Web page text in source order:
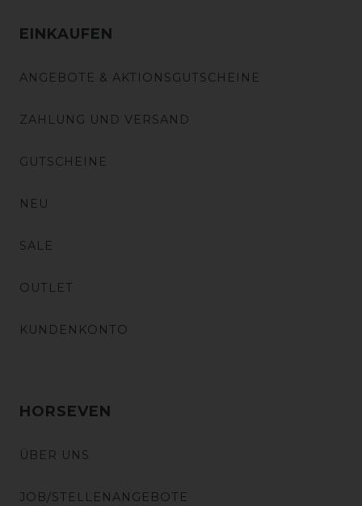
EINKAUFEN
ANGEBOTE & AKTIONSGUTSCHEINE
ZAHLUNG UND VERSAND
GUTSCHEINE
NEU
SALE
OUTLET
KUNDENKONTO
HORSEVEN
ÜBER UNS
JOB/STELLENANGEBOTE